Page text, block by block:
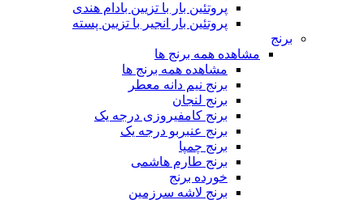
پروتئین بار با تزیین بادام هندی
پروتئین بار انجیر با تزیین پسته
برنج
مشاهده همه برنج ها
مشاهده همه برنج ها
برنج نیم دانه معطر
برنج لنجان
برنج کامفیروزی درجه یک
برنج عنبربو درجه یک
برنج چمپا
برنج طارم هاشمی
خورده برنج
برنج لاشه سرزمین